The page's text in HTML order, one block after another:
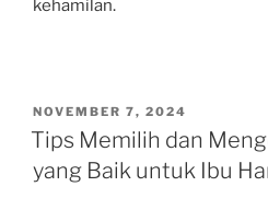
kehamilan.
POSTED
ON
NOVEMBER 7, 2024
Tips Memilih dan
yang Baik untuk Ibu